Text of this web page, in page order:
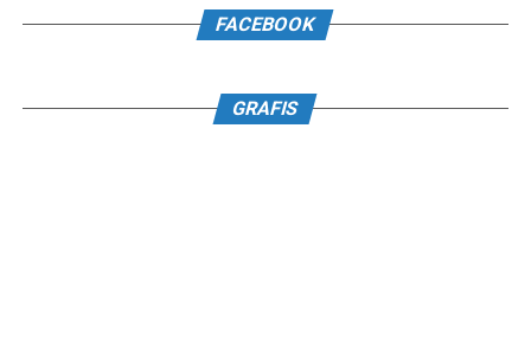
FACEBOOK
GRAFIS